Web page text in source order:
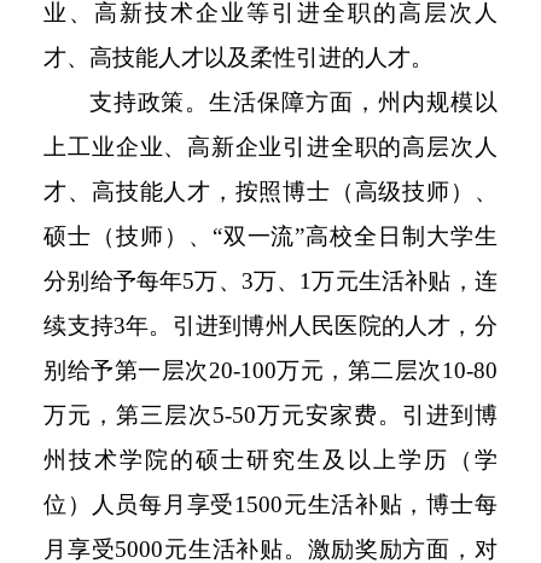
业、高新技术企业等引进全职的高层次人
才、高技能人才以及柔性引进的人才。
支持政策。生活保障方面，州内规模以
上工业企业、高新企业引进全职的高层次人
才、高技能人才，按照博士（高级技师）、
硕士（技师）、“双一流”高校全日制大学生
分别给予每年5万、3万、1万元生活补贴，连
续支持3年。引进到博州人民医院的人才，分
别给予第一层次20-100万元，第二层次10-80
万元，第三层次5-50万元安家费。引进到博
州技术学院的硕士研究生及以上学历（学
位）人员每月享受1500元生活补贴，博士每
月享受5000元生活补贴。激励奖励方面，对